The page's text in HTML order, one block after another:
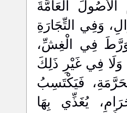
الْأُصُولَ الْعَامَّةَ
وَفِي التِّجَارَةِ
فِي الْغِشِّ،
وَلَا فِي غَيْرِ ذَلِكَ
فَيَكْتَسِبُ
يُغَذِّي بِهَا